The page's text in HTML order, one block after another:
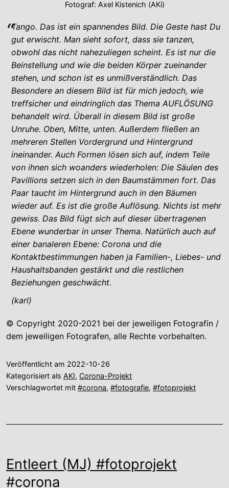
Fotograf: Axel Kistenich (AKi)
Tango. Das ist ein spannendes Bild. Die Geste hast Du
gut erwischt. Man sieht sofort, dass sie tanzen,
obwohl das nicht nahezuliegen scheint. Es ist nur die
Beinstellung und wie die beiden Körper zueinander
stehen, und schon ist es unmißverständlich. Das
Besondere an diesem Bild ist für mich jedoch, wie
treffsicher und eindringlich das Thema AUFLÖSUNG
behandelt wird. Überall in diesem Bild ist große
Unruhe. Oben, Mitte, unten. Außerdem fließen an
mehreren Stellen Vordergrund und Hintergrund
ineinander. Auch Formen lösen sich auf, indem Teile
von ihnen sich woanders wiederholen: Die Säulen des
Pavillions setzen sich in den Baumstämmen fort. Das
Paar taucht im Hintergrund auch in den Bäumen
wieder auf. Es ist die große Auflösung. Nichts ist mehr
gewiss. Das Bild fügt sich auf dieser übertragenen
Ebene wunderbar in unser Thema. Natürlich auch auf
einer banaleren Ebene: Corona und die
Kontaktbestimmungen haben ja Familien-, Liebes- und
Haushaltsbanden gestärkt und die restlichen
Beziehungen geschwächt.
(karl)
© Copyright 2020-2021 bei der jeweiligen Fotografin /
dem jeweiligen Fotografen, alle Rechte vorbehalten.
Veröffentlicht am 2022-10-26
Kategorisiert als AKI, Corona-Projekt
Verschlagwortet mit #corona, #fotografie, #fotoprojekt
Entleert (MJ) #fotoprojekt
#corona